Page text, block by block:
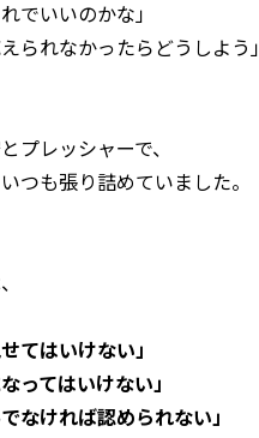
でいいのかな」
えられなかったらどうしよう」
プレッシャーで、
つも張り詰めていました。
てはいけない」
ってはいけない」
でなければ認められない」